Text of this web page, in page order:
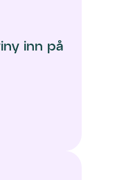
inn på